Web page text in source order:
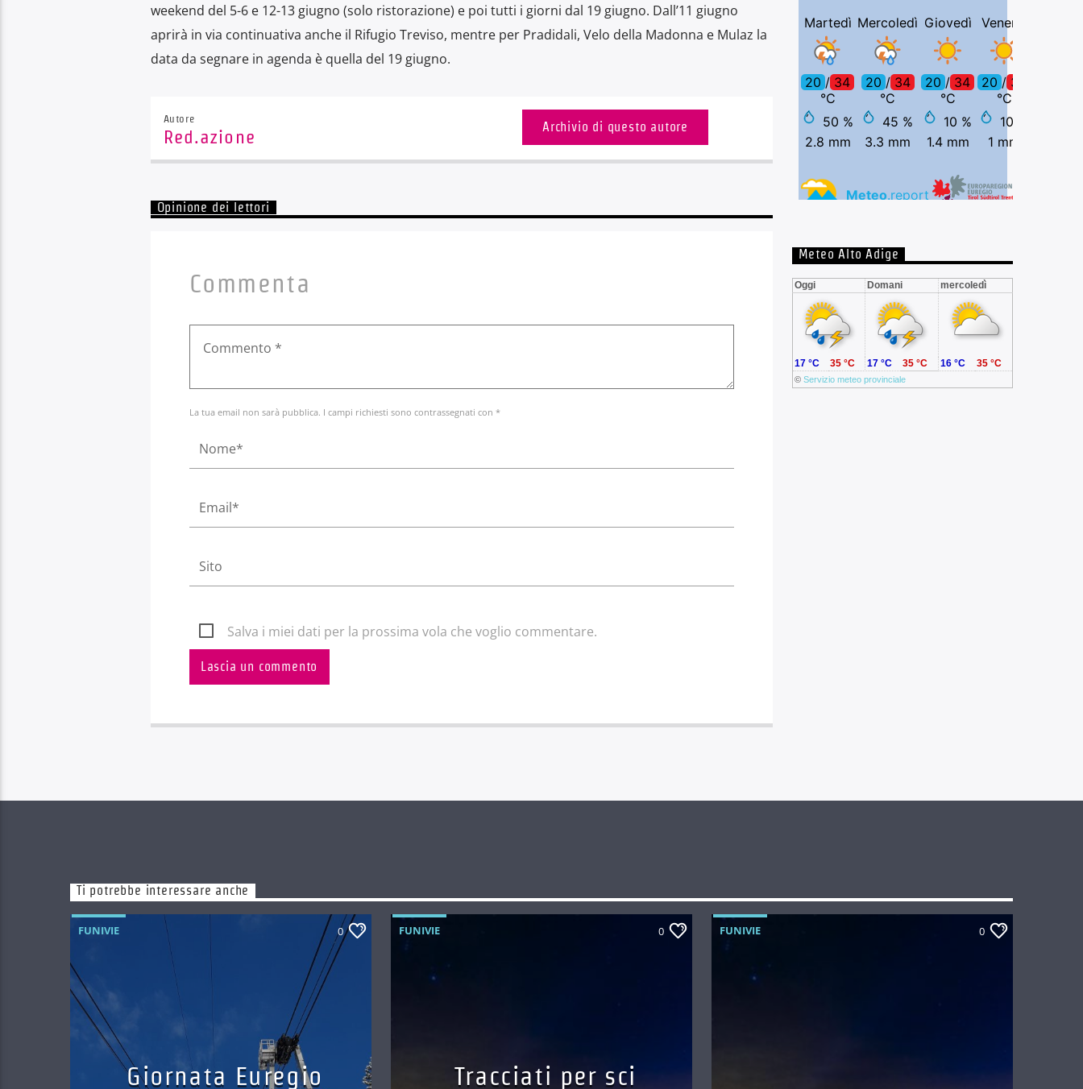
weekend del 5-6 e 12-13 giugno (solo ristorazione) e poi tutti i giorni dal 19 giugno. Dall’11 giugno
aprirà in via continuativa anche il Rifugio Treviso, mentre per Pradidali, Velo della Madonna e Mulaz la
data da segnare in agenda è quella del 19 giugno.
Autore
Red.azione
Archivio di questo autore
Opinione dei lettori
Commenta
La tua email non sarà pubblica. I campi richiesti sono contrassegnati con *
Salva i miei dati per la prossima vola che voglio commentare.
Meteo Alto Adige
Oggi Domani mercoledì
© Servizio meteo provinciale
17 °C 35 °C 17 °C 35 °C 16 °C 35 °C
Ti potrebbe interessare anche
FUNIVIE 0
Giornata Euregio
FUNIVIE 0
Tracciati per sci
FUNIVIE 0